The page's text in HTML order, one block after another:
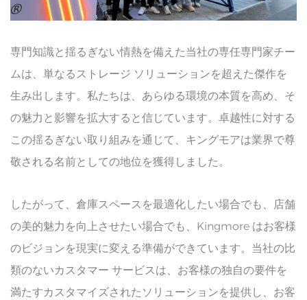
専門知識と揺るぎない情熱を備えた当社の専任専門家チー
ムは、単なるストレージ ソリューションを超えた傑作を
生み出します。私たちは、あらゆる環境の本質を高め、そ
の魅力と影響を拡大すると信じています。卓越性に対する
この揺るぎない取り組みを通じて、キングモアは業界で尊
敬される名前としての地位を獲得しました。
したがって、倉庫スペースを最適化したい場合でも、店舗
の美的魅力を向上させたい場合でも、Kingmore はお客様
のビジョンを現実に変える準備ができています。当社の比
類のないカスタマー サービスは、お客様の独自の要件を
満たすカスタマイズされたソリューションを提供し、お客